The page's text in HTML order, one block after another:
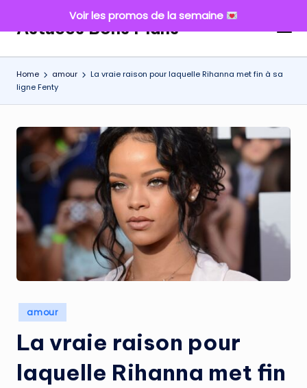
Skip
content
Astuces Bons Plans
Home amour
La vraie raison pour laquelle Rihanna met fin à sa
ligne Fenty
Posted
in
amour
La vraie raison pour
laquelle Rihanna met fin
Voir les promos de la semaine